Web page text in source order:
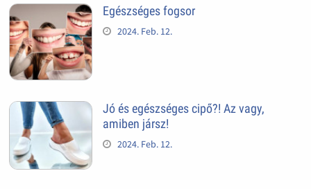
Egészséges fogsor
2024. Feb. 12.
Jó és egészséges cipő?! Az vagy,
amiben jársz!
2024. Feb. 12.